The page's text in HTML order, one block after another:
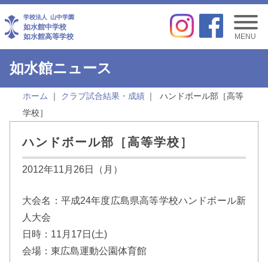
学校法人 山中学園
如水館中学校
如水館高等学校
MENU
如水館ニュース
ホーム クラブ試合結果・成績
ハンドボール部［高等
学校］
ハンドボール部［高等学校］
2012年11月26日（月）
大会名：平成24年度広島県高等学校ハンドボール新
人大会
日時：11月17日(土)
会場：東広島運動公園体育館